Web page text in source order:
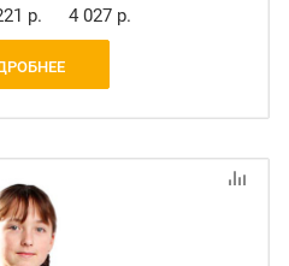
р. 4 027 р.